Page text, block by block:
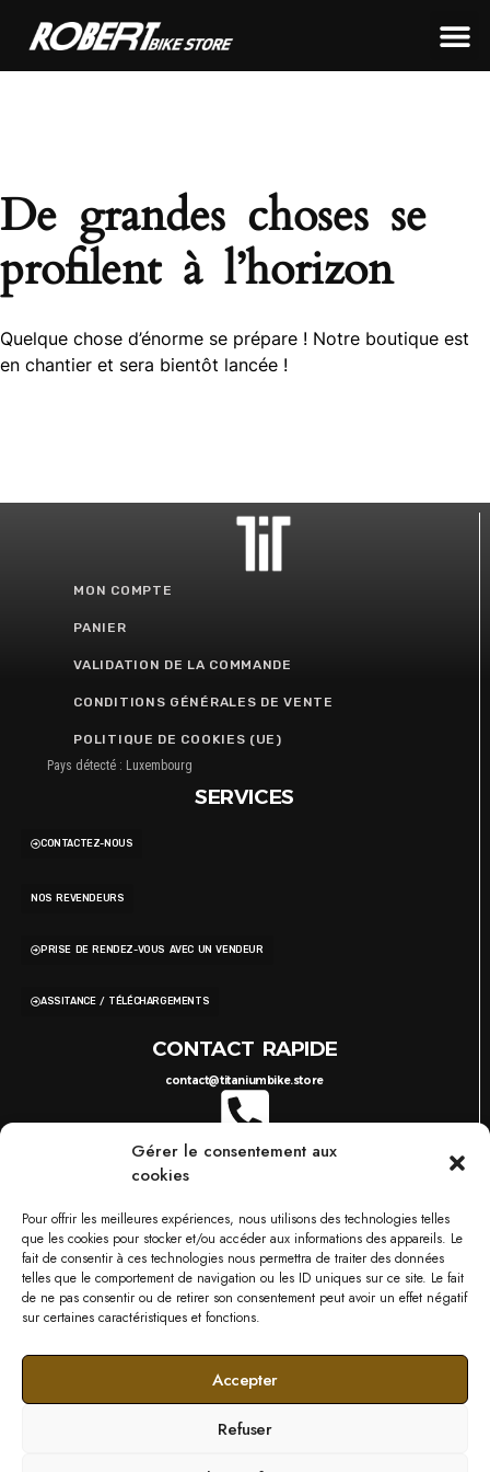
Gérer le consentement aux
cookies
Pour offrir les meilleures expériences, nous utilisons des technologies telles
que les cookies pour stocker et/ou accéder aux informations des appareils. Le
fait de consentir à ces technologies nous permettra de traiter des données
telles que le comportement de navigation ou les ID uniques sur ce site. Le fait
de ne pas consentir ou de retirer son consentement peut avoir un effet négatif
sur certaines caractéristiques et fonctions.
Accepter
Refuser
De grandes choses se
profilent à l’horizon
Quelque chose d’énorme se prépare ! Notre boutique est
en chantier et sera bientôt lancée !
MON COMPTE
PANIER
VALIDATION DE LA COMMANDE
CONDITIONS GÉNÉRALES DE VENTE
POLITIQUE DE COOKIES (UE)
Pays détecté : Luxembourg
SERVICES
CONTACTEZ-NOUS
NOS REVENDEURS
PRISE DE RENDEZ-VOUS AVEC UN VENDEUR
ASSITANCE / TÉLÉCHARGEMENTS
CONTACT RAPIDE
contact@titaniumbike.store
0035 26 61 40 36 17
749 RUE DU BOIS D'ORLY, 57685 AUGNY
NOS MARQUES